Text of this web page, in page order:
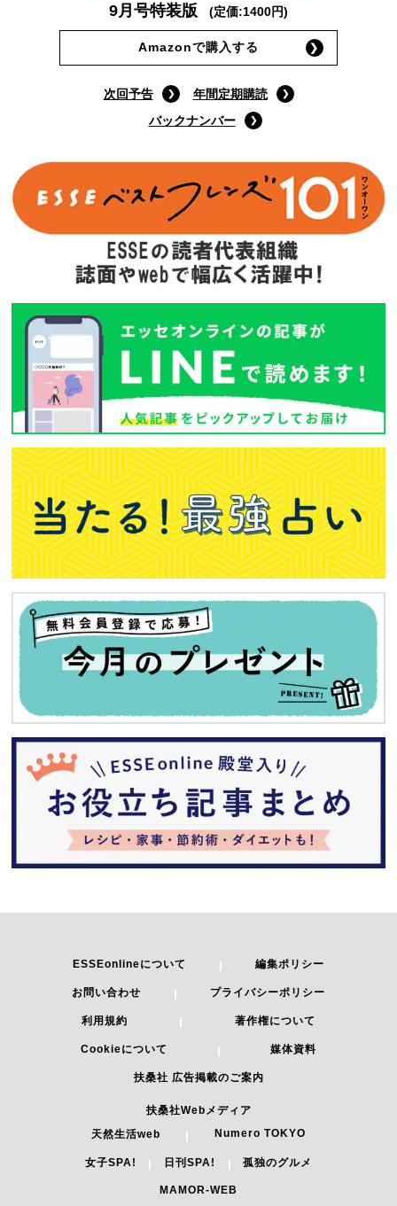
9月号特装版 (定価:1400円)
Amazonで購入する
次回予告
年間定期購読
バックナンバー
ESSEonlineについて 編集ポリシー
お問い合わせ プライバシーポリシー
利用規約 著作権について
Cookieについて 媒体資料
扶桑社 広告掲載のご案内
扶桑社Webメディア
天然生活web
Numero TOKYO
女子SPA! 日刊SPA! 孤独のグルメ
MAMOR-WEB